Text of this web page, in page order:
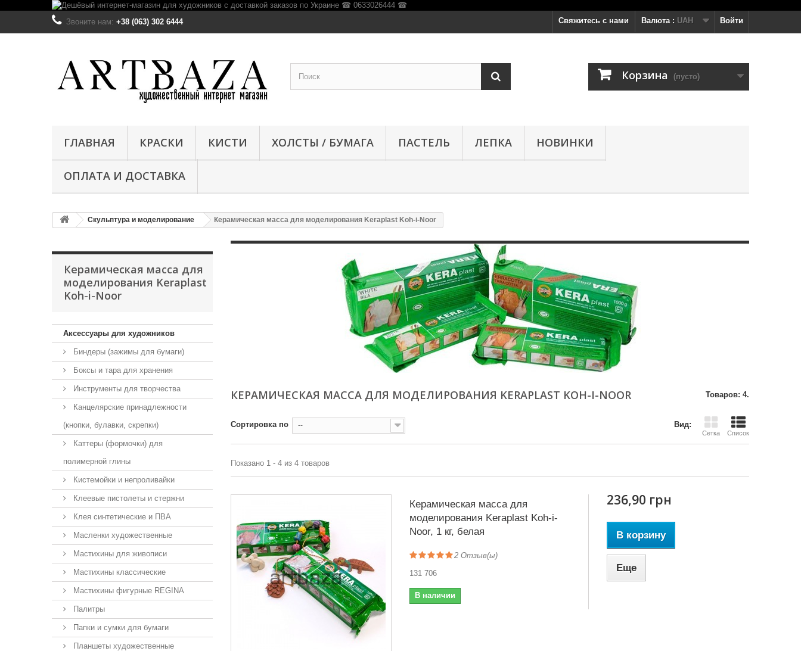
Войти
Валюта : UAH
Свяжитесь с нами
Звоните нам: +38 (063) 302 6444
Корзина (пусто)
ГЛАВНАЯ КРАСКИ КИСТИ ХОЛСТЫ / БУМАГА ПАСТЕЛЬ ЛЕПКА НОВИНКИ
ОПЛАТА И ДОСТАВКА
Скульптура и моделирование Керамическая масса для моделирования Keraplast Koh-i-Noor
Керамическая масса для
моделирования Keraplast
Koh-i-Noor
Аксессуары для художников
Биндеры (зажимы для бумаги)
Боксы и тара для хранения
Инструменты для творчества
Канцелярские принадлежности
(кнопки, булавки, скрепки)
Каттеры (формочки) для
полимерной глины
Кистемойки и непроливайки
Клеевые пистолеты и стержни
Клея синтетические и ПВА
Масленки художественные
Мастихины для живописи
Мастихины классические
Мастихины фигурные REGINA
Палитры
Папки и сумки для бумаги
Планшеты художественные
КЕРАМИЧЕСКАЯ МАССА ДЛЯ МОДЕЛИРОВАНИЯ KERAPLAST KOH-I-NOOR Товаров: 4.
Вид:
Сетка Список
Сортировка по --
Показано 1 - 4 из 4 товаров
Керамическая масса для
моделирования Keraplast Koh-i-
Noor, 1 кг, белая
2Отзыв(ы)
131 706
В наличии
236,90 грн
В корзину
Еще